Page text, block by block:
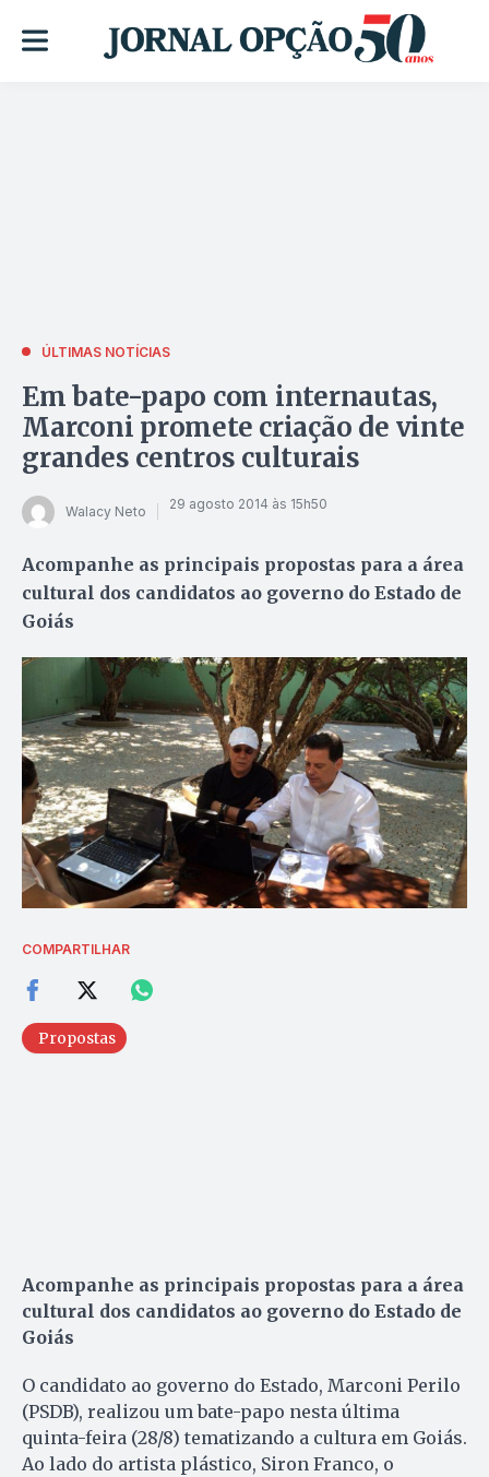
ÚLTIMAS NOTÍCIAS
Em bate-papo com internautas,
Marconi promete criação de vinte
grandes centros culturais
Walacy Neto 29 agosto 2014 às 15h50
Acompanhe as principais propostas para a área
cultural dos candidatos ao governo do Estado de
Goiás
COMPARTILHAR
Propostas
Acompanhe as principais propostas para a área
cultural dos candidatos ao governo do Estado de
Goiás
O candidato ao governo do Estado, Marconi Perilo
(PSDB), realizou um bate-papo nesta última
quinta-feira (28/8) tematizando a cultura em Goiás.
Ao lado do artista plástico, Siron Franco, o